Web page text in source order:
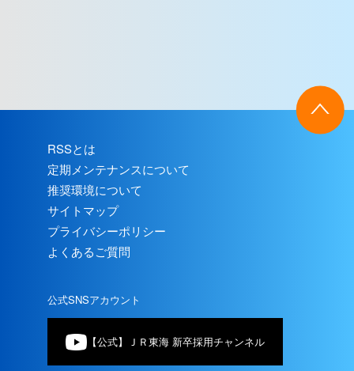
RSSとは
定期メンテナンスについて
推奨環境について
サイトマップ
プライバシーポリシー
よくあるご質問
公式SNSアカウント
【公式】ＪＲ東海 新卒採用チャンネル